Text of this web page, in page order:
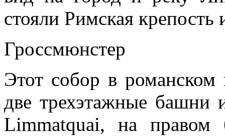
стояли Римская
Гроссмюнстер
Этот собор в романском
две трехэтажные башни
Limmatquai, на правом